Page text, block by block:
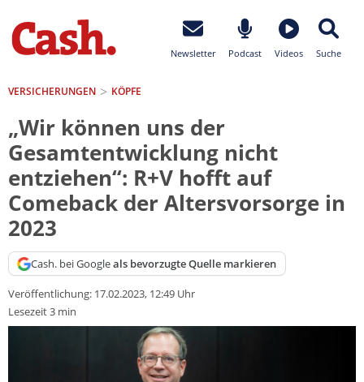
Newsletter Podcast Videos Suche
VERSICHERUNGEN KÖPFE
„Wir können uns der
Gesamtentwicklung nicht
entziehen“: R+V hofft auf
Comeback der Altersvorsorge in
2023
Cash. bei Googleals bevorzugte Quelle markieren
Veröffentlichung: 17.02.2023, 12:49 Uhr
Lesezeit 3 min